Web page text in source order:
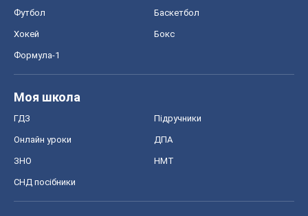
Футбол Баскетбол
Хокей Бокс
Формула-1
Моя школа
ГДЗ Підручники
Онлайн уроки ДПА
ЗНО НМТ
СНД посібники